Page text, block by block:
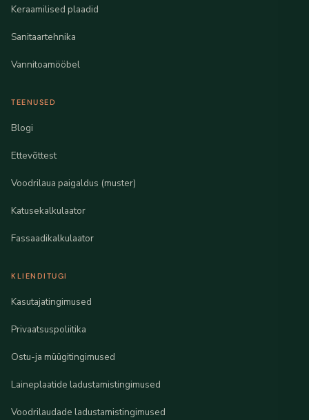
Keraamilised plaadid
Sanitaartehnika
Vannitoamööbel
TEENUSED
Blogi
Ettevõttest
Voodrilaua paigaldus (muster)
Katusekalkulaator
Fassaadikalkulaator
KLIENDITUGI
Kasutajatingimused
Privaatsuspoliitika
Ostu-ja müügitingimused
Laineplaatide ladustamistingimused
Voodrilaudade ladustamistingimused